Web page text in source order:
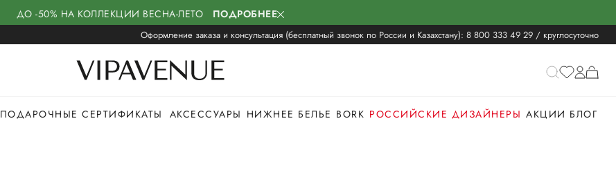
ДО -50% НА КОЛЛЕКЦИИ ВЕСНА-ЛЕТО ПОДРОБНЕЕ
Оформление заказа и консультация (бесплатный звонок по России и Казахстану): 8 800 333 49 29 / круглосуточно
ПОДАРОЧНЫЕ СЕРТИФИКАТЫ АКСЕССУАРЫ НИЖНЕЕ БЕЛЬЕ BORK РОССИЙСКИЕ ДИЗАЙНЕРЫ АКЦИИ БЛОГ